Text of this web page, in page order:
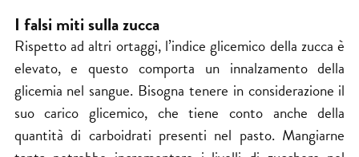
I falsi miti sulla zucca
Rispetto ad altri ortaggi, l’indice glicemico della zucca è
elevato, e questo comporta un innalzamento della
glicemia nel sangue. Bisogna tenere in considerazione il
suo carico glicemico, che tiene conto anche della
quantità di carboidrati presenti nel pasto. Mangiarne